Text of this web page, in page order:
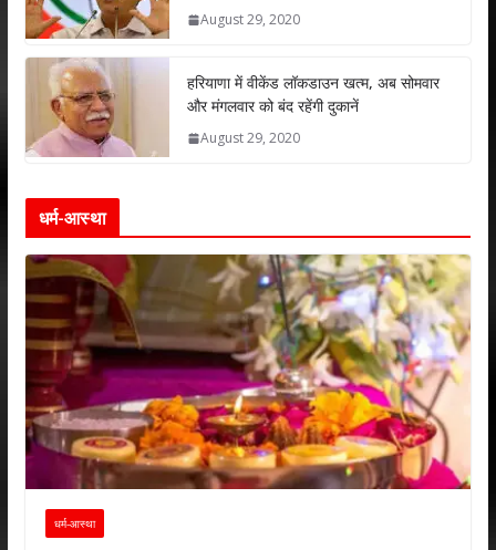
August 29, 2020
हरियाणा में वीकेंड लॉकडाउन खत्म, अब सोमवार
और मंगलवार को बंद रहेंगी दुकानें
August 29, 2020
धर्म-आस्था
धर्म-आस्था